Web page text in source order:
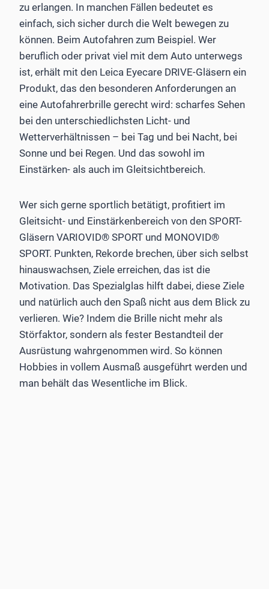
zu erlangen. In manchen Fällen bedeutet es
einfach, sich sicher durch die Welt bewegen zu
können. Beim Autofahren zum Beispiel. Wer
beruflich oder privat viel mit dem Auto unterwegs
ist, erhält mit den Leica Eyecare DRIVE-Gläsern ein
Produkt, das den besonderen Anforderungen an
eine Autofahrerbrille gerecht wird: scharfes Sehen
bei den unterschiedlichsten Licht- und
Wetterverhältnissen – bei Tag und bei Nacht, bei
Sonne und bei Regen. Und das sowohl im
Einstärken- als auch im Gleitsichtbereich.
Wer sich gerne sportlich betätigt, profitiert im
Gleitsicht- und Einstärkenbereich von den SPORT-
Gläsern VARIOVID® SPORT und MONOVID®
SPORT. Punkten, Rekorde brechen, über sich selbst
hinauswachsen, Ziele erreichen, das ist die
Motivation. Das Spezialglas hilft dabei, diese Ziele
und natürlich auch den Spaß nicht aus dem Blick zu
verlieren. Wie? Indem die Brille nicht mehr als
Störfaktor, sondern als fester Bestandteil der
Ausrüstung wahrgenommen wird. So können
Hobbies in vollem Ausmaß ausgeführt werden und
man behält das Wesentliche im Blick.